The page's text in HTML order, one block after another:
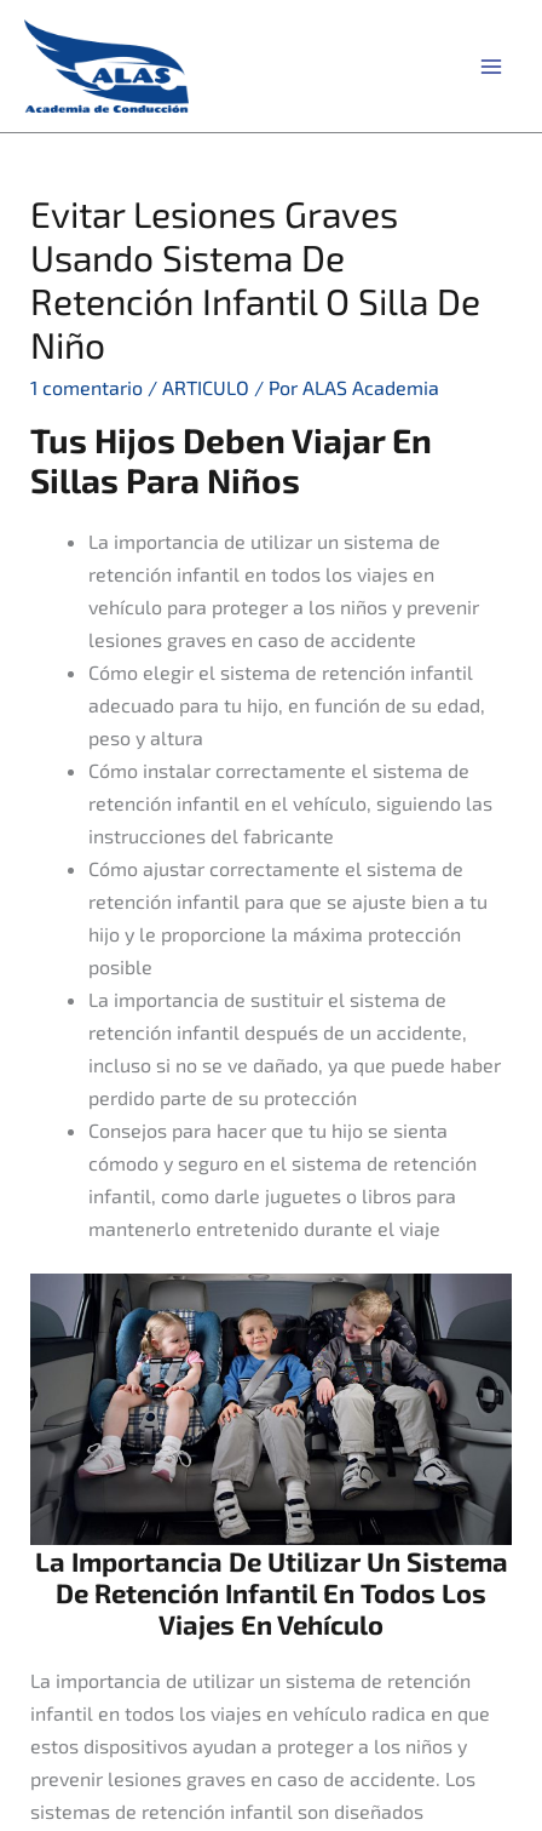
contenido
Evitar Lesiones Graves
Usando Sistema De
Retención Infantil O Silla De
Niño
1 comentario / ARTICULO / Por ALAS Academia
Tus Hijos Deben Viajar En
Sillas Para Niños
La importancia de utilizar un sistema de
retención infantil en todos los viajes en
vehículo para proteger a los niños y prevenir
lesiones graves en caso de accidente
Cómo elegir el sistema de retención infantil
adecuado para tu hijo, en función de su edad,
peso y altura
Cómo instalar correctamente el sistema de
retención infantil en el vehículo, siguiendo las
instrucciones del fabricante
Cómo ajustar correctamente el sistema de
retención infantil para que se ajuste bien a tu
hijo y le proporcione la máxima protección
posible
La importancia de sustituir el sistema de
retención infantil después de un accidente,
incluso si no se ve dañado, ya que puede haber
perdido parte de su protección
Consejos para hacer que tu hijo se sienta
cómodo y seguro en el sistema de retención
infantil, como darle juguetes o libros para
mantenerlo entretenido durante el viaje
La Importancia De Utilizar Un Sistema
De Retención Infantil En Todos Los
Viajes En Vehículo
La importancia de utilizar un sistema de retención
infantil en todos los viajes en vehículo radica en que
estos dispositivos ayudan a proteger a los niños y
prevenir lesiones graves en caso de accidente. Los
sistemas de retención infantil son diseñados